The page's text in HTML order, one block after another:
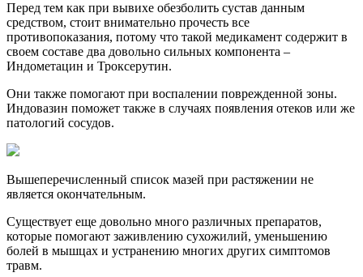
Перед тем как при вывихе обезболить сустав данным
средством, стоит внимательно прочесть все
противопоказания, потому что такой медикамент содержит в
своем составе два довольно сильных компонента –
Индометацин и Троксерутин.
Они также помогают при воспалении поврежденной зоны.
Индовазин поможет также в случаях появления отеков или же
патологий сосудов.
Вышеперечисленный список мазей при растяжении не
является окончательным.
Существует еще довольно много различных препаратов,
которые помогают заживлению сухожилий, уменьшению
болей в мышцах и устранению многих других симптомов
травм.